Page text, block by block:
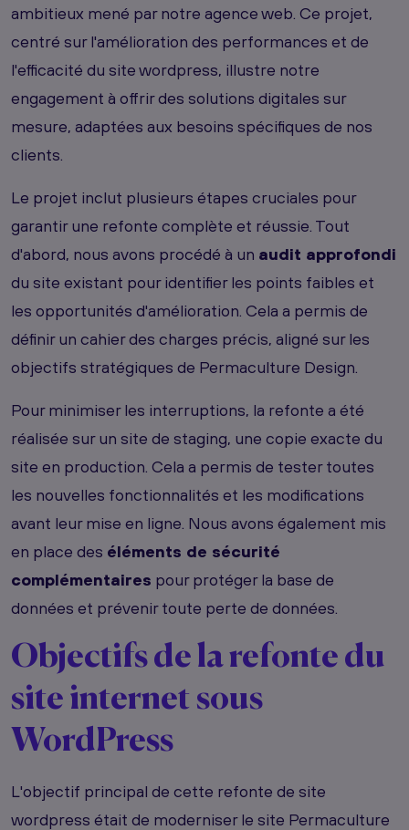
ambitieux mené par notre agence web. Ce projet,
centré sur l'amélioration des performances et de
l'efficacité du site wordpress, illustre notre
engagement à offrir des solutions digitales sur
mesure, adaptées aux besoins spécifiques de nos
clients.
Le projet inclut plusieurs étapes cruciales pour
garantir une refonte complète et réussie. Tout
d'abord, nous avons procédé à un audit approfondi
du site existant pour identifier les points faibles et
les opportunités d'amélioration. Cela a permis de
définir un cahier des charges précis, aligné sur les
objectifs stratégiques de Permaculture Design.
Pour minimiser les interruptions, la refonte a été
réalisée sur un site de staging, une copie exacte du
site en production. Cela a permis de tester toutes
les nouvelles fonctionnalités et les modifications
avant leur mise en ligne. Nous avons également mis
en place des éléments de sécurité
complémentaires pour protéger la base de
données et prévenir toute perte de données.
Objectifs de la refonte du
site internet sous
WordPress
L'objectif principal de cette refonte de site
wordpress était de moderniser le site Permaculture